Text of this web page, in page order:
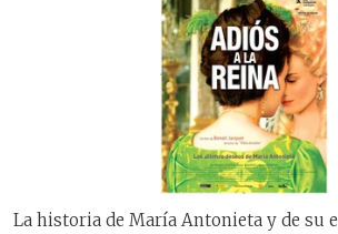
La historia de María Antonieta y de su